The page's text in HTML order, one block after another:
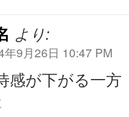
より:
年9月26日 10:47 PM
感が下がる一方